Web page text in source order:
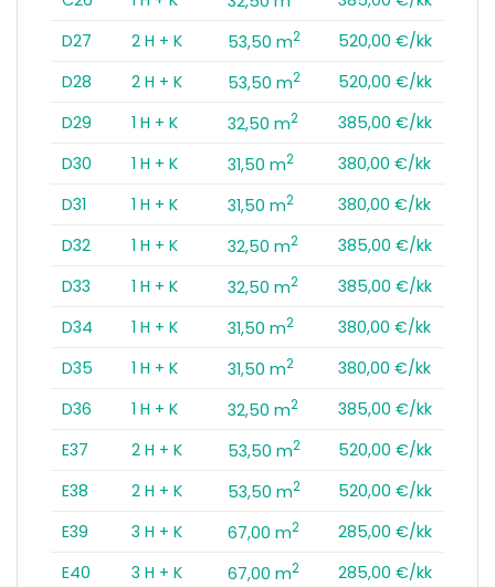
D27
2 H + K 53,50 m2
520,00 €/kk
D28
2 H + K 53,50 m2
520,00 €/kk
D29
1 H + K 32,50 m2
385,00 €/kk
D30
1 H + K 31,50 m2
380,00 €/kk
D31
1 H + K 31,50 m2
380,00 €/kk
D32
1 H + K 32,50 m2
385,00 €/kk
D33
1 H + K 32,50 m2
385,00 €/kk
D34
1 H + K 31,50 m2
380,00 €/kk
D35
1 H + K 31,50 m2
380,00 €/kk
D36
1 H + K 32,50 m2
385,00 €/kk
E37
2 H + K 53,50 m2
520,00 €/kk
E38
2 H + K 53,50 m2
520,00 €/kk
E39
3 H + K 67,00 m2
285,00 €/kk
E40
3 H + K 67,00 m2
285,00 €/kk